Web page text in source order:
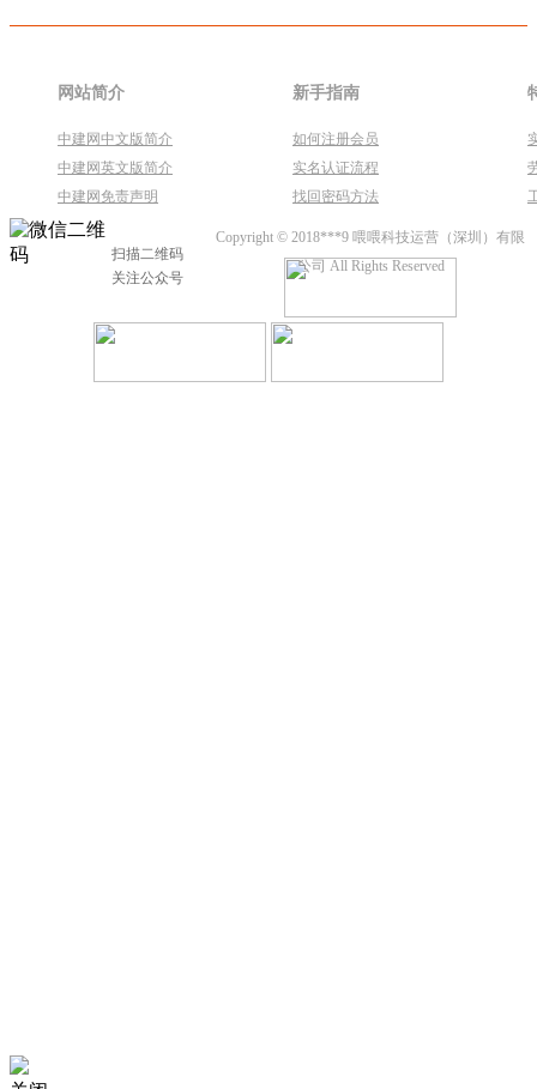
网站简介
中建网中文版简介
中建网英文版简介
中建网免责声明
新手指南
如何注册会员
实名认证流程
找回密码方法
扫描二维码
关注公众号
Copyright © 2018***9 喂喂科技运营（深圳）有限
公司 All Rights Reserved